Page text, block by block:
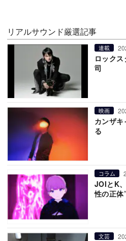
リアルサウンド厳選記事
連載
ロック
司
映画
カンザ
る
コラム
JOIとK
性の正体
文芸